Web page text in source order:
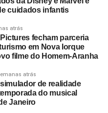
dia, reafirmando nosso
vivas que geram
clientes”.
histórico de projetos para
Heineken, Banco
Suvinil, GOL,
o ritmo do seu
ciclo com a conquista
anual e viagem de
cuidados infantis
atrás
fecham parceria
em Nova Iorque
filme do Homem-Aranha
atrás
de realidade
do musical
Janeiro